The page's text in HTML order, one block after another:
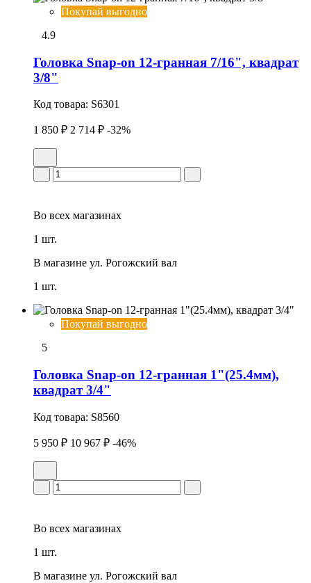
Покупай выгодно
4.9
Головка Snap-on 12-гранная 7/16", квадрат
3/8"
Код товара: S6301
1 850 ₽ 2 714 ₽ -32%
Во всех магазинах
1 шт.
В магазине ул. Рогожский вал
1 шт.
Покупай выгодно
5
Головка Snap-on 12-гранная 1"(25.4мм),
квадрат 3/4"
Код товара: S8560
5 950 ₽ 10 967 ₽ -46%
Во всех магазинах
1 шт.
В магазине ул. Рогожский вал